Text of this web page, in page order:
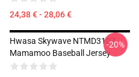
24,38 € - 28,06 €
Hwasa Skywave NTMD3107
Mamamoo Baseball Jersey
-20%